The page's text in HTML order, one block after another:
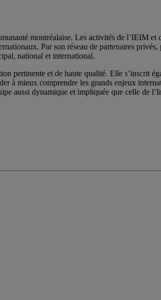
montréalaise. Les activités de l’IEIM et
Par son réseau de partenaires
national et international.
pertinente et de haute qualité. Elle s’inscrit
à mieux comprendre les grands enjeux
aussi dynamique et impliquée que celle de